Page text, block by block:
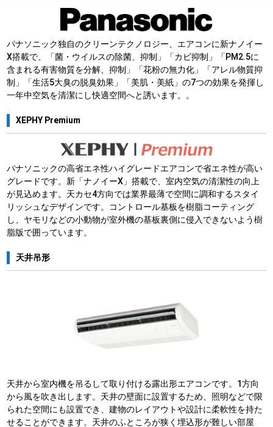
パナソニック独自のクリーンテクノロジー、エアコンに新ナノイー
X搭載で、「菌・ウイルスの除菌、抑制」「カビ抑制」「PM2.5に
含まれる有害物質を分解、抑制」「花粉の無力化」「アレル物質抑
制」「生活5大臭の脱臭効果」「美肌・美紙」の7つの効果を発揮し
一年中空気を清潔にし快適空間へと誘います。。
XEPHY Premium
パナソニックの高省エネ性ハイグレードエアコンで省エネ性が高い
グレードです。新「ナノイーX」搭載で、室内空気の清潔性の向上
が見込めます。天カセ4方向では業界最薄で空間に調和するスタイ
リッシュなデザインです。コントロール基板を樹脂コーティング
し、ヤモリなどの小動物が室外機の基板裏側に侵入できないよう樹
脂版で囲っています。
天井吊形
天井から室内機を吊るして取り付ける露出形エアコンです。1方向
から風を吹き出します。天井の壁面に設置するため、照明などで限
られた空間にも設置でき、建物のレイアウトや設計に柔軟性を持た
せることができます。天井のふところが狭く埋込形が難しい部屋